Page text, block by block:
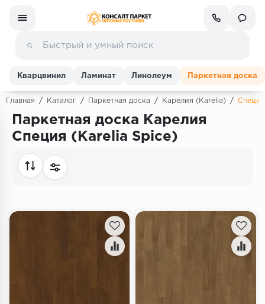
Ламинат
Линолеум
Инженерная доска
Кварцвинил Ламинат Линолеум Паркетная доска
Главная / Каталог / Паркетная доска / Карелия (Karelia) /
Паркетная доска Карелия
Специя (Karelia Spice)